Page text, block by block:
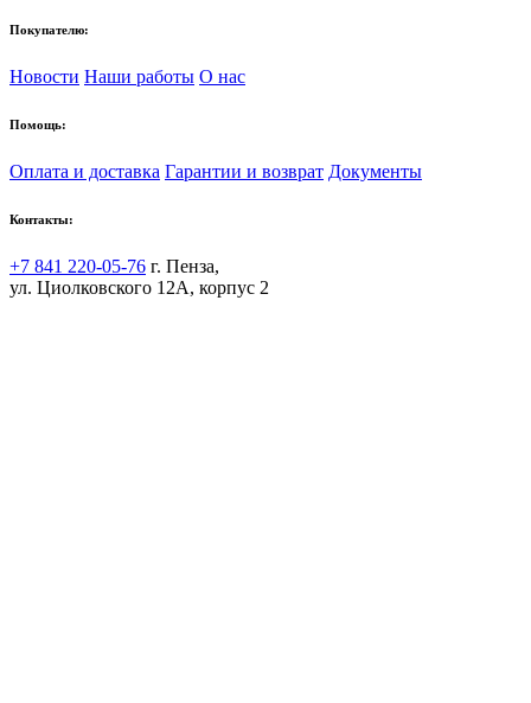
Покупателю:
Новости Наши работы О нас
Помощь:
Оплата и доставка Гарантии и возврат Документы
Контакты:
+7 841 220-05-76 г. Пенза,
ул. Циолковского 12А, корпус 2